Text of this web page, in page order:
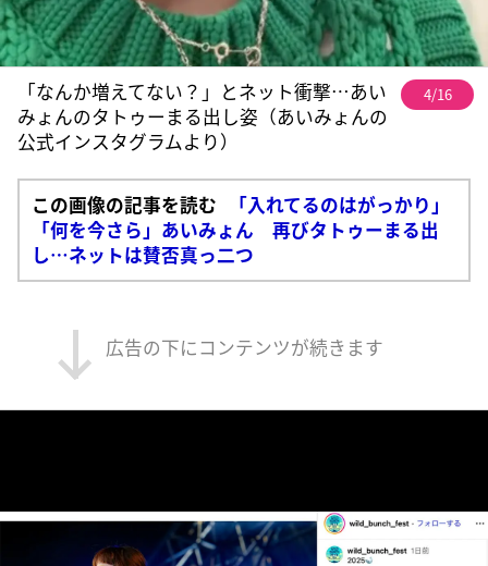
「なんか増えてない？」とネット衝撃…あい
みょんのタトゥーまる出し姿（あいみょんの
公式インスタグラムより）
4/16
この画像の記事を読む
「入れてるのはがっかり」
「何を今さら」あいみょん 再びタトゥーまる出
し…ネットは賛否真っ二つ
広告の下にコンテンツが続きます